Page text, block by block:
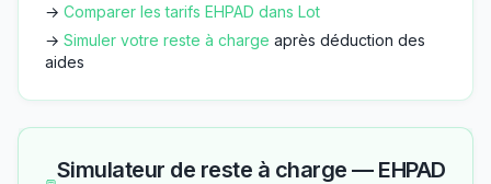
→ Comparer les tarifs EHPAD dans Lot
→ Simuler votre reste à charge après déduction des
aides
Simulateur de reste à charge — EHPAD